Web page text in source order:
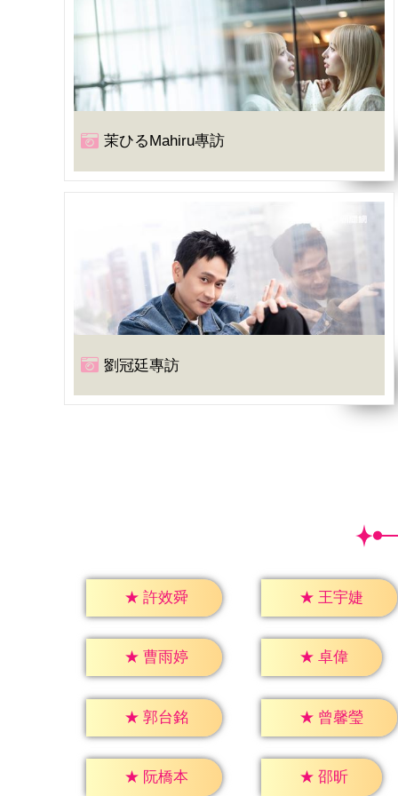
茉ひるMahiru專訪
劉冠廷專訪
★ 許效舜 ★ 王宇婕
★ 曹雨婷 ★ 卓偉
★ 郭台銘 ★ 曾馨瑩
★ 阮橋本 ★ 邵昕